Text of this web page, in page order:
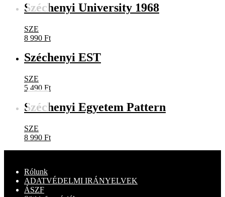
Széchenyi University 1968
SZE
8 990 Ft
Széchenyi EST
SZE
5 490 Ft
Széchenyi Egyetem Pattern
SZE
8 990 Ft
Rólunk
ADATVÉDELMI IRÁNYELVEK
ÁSZF